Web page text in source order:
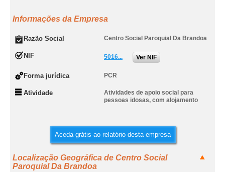
Informações da Empresa
Razão Social Centro Social Paroquial Da Brandoa
NIF 5016... Ver NIF
Forma jurídica PCR
Atividade
Atividades de apoio social para
pessoas idosas, com alojamento
Aceda grátis ao relatório desta empresa
Localização Geográfica de Centro Social
Paroquial Da Brandoa